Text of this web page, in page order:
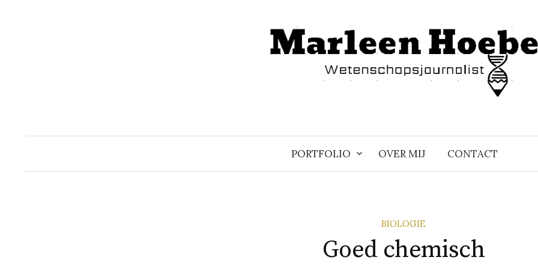
PORTFOLIO OVER MIJ CONTACT
BIOLOGIE
Goed chemisch